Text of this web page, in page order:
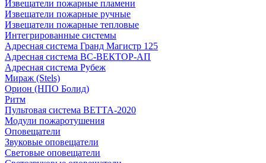
Извещатели пожарные пламени
Извещатели пожарные ручные
Извещатели пожарные тепловые
Интегрированные системы
Адресная система Гранд Магистр 125
Адресная система ВС-ВЕКТОР-АП
Адресная система Рубеж
Мираж (Stels)
Орион (НПО Болид)
Ритм
Пультовая система ВЕТТА-2020
Модули пожаротушения
Оповещатели
Звуковые оповещатели
Световые оповещатели